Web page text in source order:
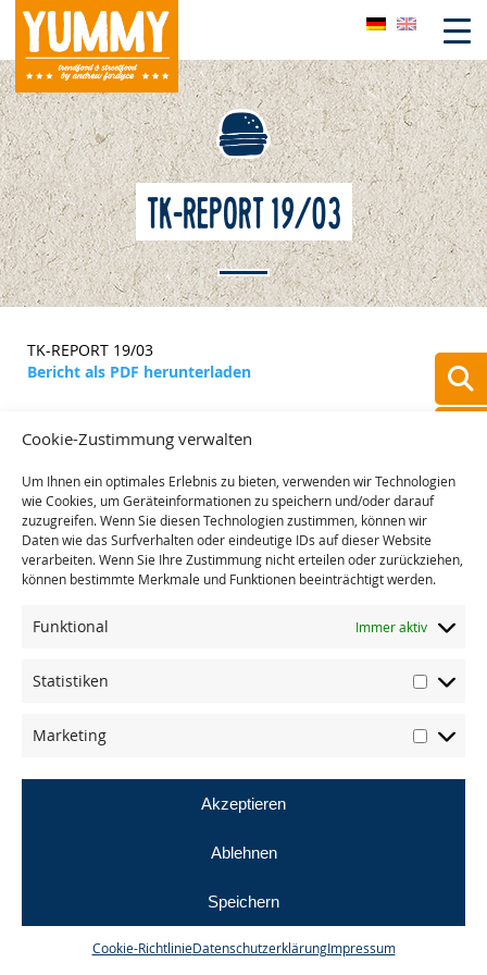
Cookie-Zustimmung verwalten
Um Ihnen ein optimales Erlebnis zu bieten, verwenden wir Technologien
wie Cookies, um Geräteinformationen zu speichern und/oder darauf
zuzugreifen. Wenn Sie diesen Technologien zustimmen, können wir
Daten wie das Surfverhalten oder eindeutige IDs auf dieser Website
verarbeiten. Wenn Sie Ihre Zustimmung nicht erteilen oder zurückziehen,
können bestimmte Merkmale und Funktionen beeinträchtigt werden.
Funktional Immer aktiv
Statistiken
Marketing
Akzeptieren
Ablehnen
Speichern
Cookie-RichtlinieDatenschutzerklärungImpressum
Skip
content
TK-REPORT 19/03
TK-REPORT 19/03
Bericht als PDF herunterladen
« zurück zu allen Presseberichten
Impressum